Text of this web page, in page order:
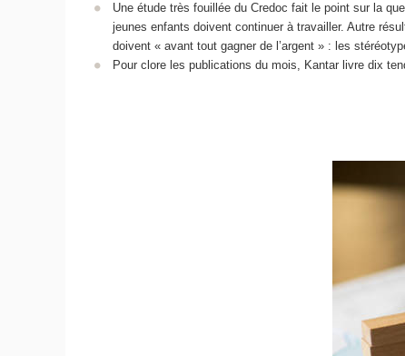
Une étude très fouillée du Credoc fait le point sur la
jeunes enfants doivent continuer à travailler. Autre
doivent « avant tout gagner de l’argent » : les
Pour clore les publications du mois, Kantar livre dix